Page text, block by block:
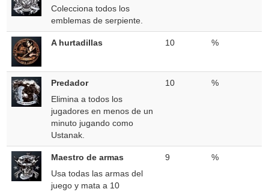
Colecciona todos los
emblemas de serpiente.
A hurtadillas 10 %
Predador
Elimina a todos los
jugadores en menos de un
minuto jugando como
Ustanak.
10 %
Maestro de armas
Usa todas las armas del
juego y mata a 10
9 %